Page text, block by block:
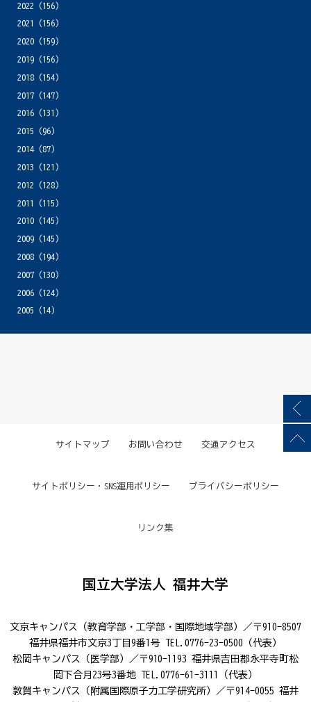
2022 (156)
2021
(156)
2020(159)
2019(156)
2018(154)
2017(147)
2016(131)
2015 (96)
2014(87)
2013 (121)
2012 (128)
2011
(115)
2010(145)
2009(145)
2008(194)
2007(130)
2006(124)
2005 (14)
サイトマップ お問い合わせ 交通アクセス
サイトポリシー・SNS運用ポリシー プライバシーポリシー
リンク集
国立大学法人 福井大学
文京キャンパス（教育学部・工学部・国際地域学部）／〒910-8507
福井県福井市文京3丁目9番1号 TEL.0776-23-0500（代表）
松岡キャンパス（医学部）／〒910-1193 福井県吉田郡永平寺町松
岡下合月23号3番地 TEL.0776-61-3111（代表）
敦賀キャンパス（附属国際原子力工学研究所）／〒914-0055 福井